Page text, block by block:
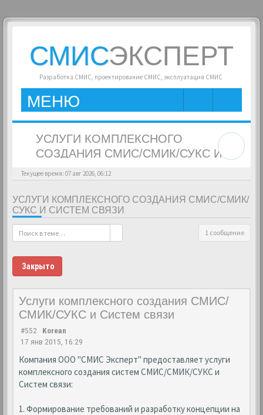
СМИСЭКСПЕРТ
Разработка СМИС, проектирование СМИС, эксплуатация СМИС
МЕНЮ
УСЛУГИ КОМПЛЕКСНОГО
СОЗДАНИЯ СМИС/СМИК/СУКС И
СИСТЕМ СВЯЗИ
Текущее время: 07 авг 2026, 06:12
УСЛУГИ КОМПЛЕКСНОГО СОЗДАНИЯ СМИС/СМИК/
СУКС И СИСТЕМ СВЯЗИ
1 сообщение
Закрыто
Услуги комплексного создания СМИС/
СМИК/СУКС и Систем связи
#552
Korean
17 янв 2015, 16:29
Компания ООО "СМИС Эксперт" предоставляет услуги
комплексного создания систем СМИС/СМИК/СУКС и
Систем связи:
1. Формирование требований и разработку концепции на